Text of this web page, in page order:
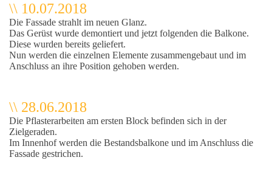
\\ 10.07.2018
Die Fassade strahlt im neuen Glanz.
Das Gerüst wurde demontiert und jetzt folgenden die Balkone.
Diese wurden bereits geliefert.
Nun werden die einzelnen Elemente zusammengebaut und im
Anschluss an ihre Position gehoben werden.
\\ 28.06.2018
Die Pflasterarbeiten am ersten Block befinden sich in der
Zielgeraden.
Im Innenhof werden die Bestandsbalkone und im Anschluss die
Fassade gestrichen.